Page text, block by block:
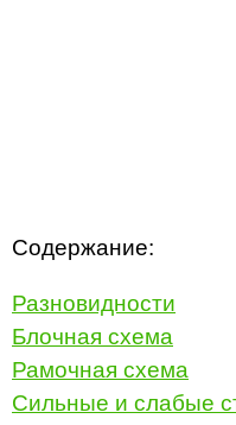
Содержание:
Разновидности
Блочная схема
Рамочная схема
Сильные и слабые